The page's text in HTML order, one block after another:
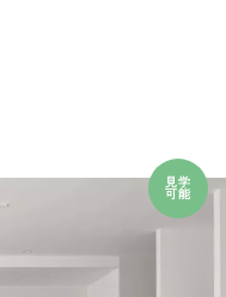
見学
可能